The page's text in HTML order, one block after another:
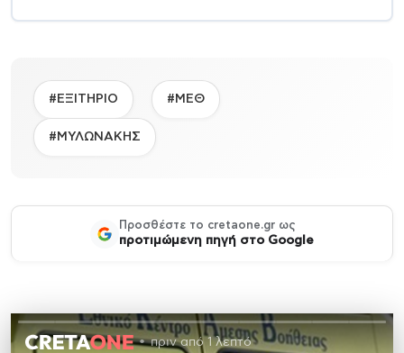
#ΕΞΙΤΗΡΙΟ #ΜΕΘ
#ΜΥΛΩΝΑΚΗΣ
Προσθέστε το cretaone.gr ως
προτιμώμενη πηγή στο Google
πριν από 1 λεπτό